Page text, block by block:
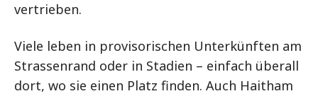
vertrieben.
Viele leben in provisorischen Unterkünften am
Strassenrand oder in Stadien – einfach überall
dort, wo sie einen Platz finden. Auch Haitham